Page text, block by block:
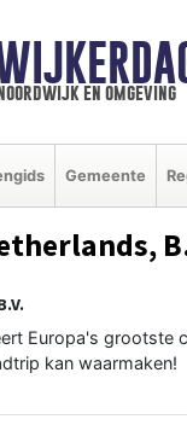
en omgeving
Gemeente
Europa's
kan waarmaken!